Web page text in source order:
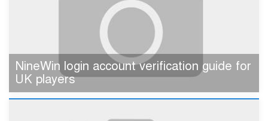
NineWin login account verification guide for
UK players